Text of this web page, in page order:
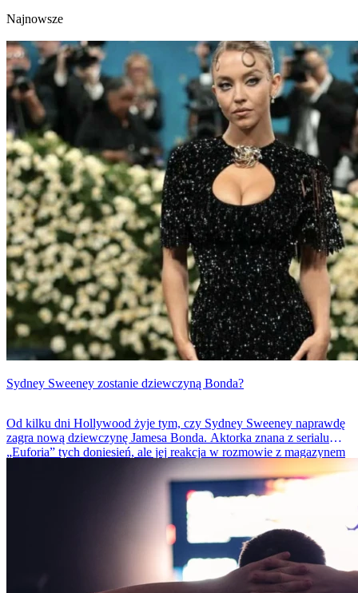
Najnowsze
Sydney Sweeney zostanie dziewczyną Bonda?
Od kilku dni Hollywood żyje tym, czy Sydney Sweeney naprawdę
zagra nową dziewczynę Jamesa Bonda. Aktorka znana z serialu
„Euforia” tych doniesień, ale jej reakcja w rozmowie z magazynem
Variety wystarczyła, by rozbudzić wyobraźnię fanów.